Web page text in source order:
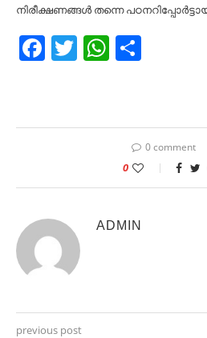
നിരീക്ഷണങ്ങള്‍ തന്നെ
Facebook
Twitter
0 comment
0
ADMIN
previous post